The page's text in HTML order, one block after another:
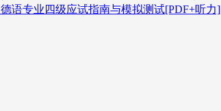
德语专业四级应试指南与模拟测试[PDF+听力]